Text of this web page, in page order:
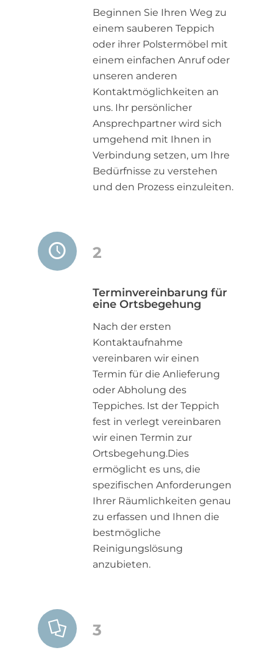
Beginnen Sie Ihren Weg zu
einem sauberen Teppich
oder ihrer Polstermöbel mit
einem einfachen Anruf oder
unseren anderen
Kontaktmöglichkeiten an
uns. Ihr persönlicher
Ansprechpartner wird sich
umgehend mit Ihnen in
Verbindung setzen, um Ihre
Bedürfnisse zu verstehen
und den Prozess einzuleiten.
2
Terminvereinbarung für
eine Ortsbegehung
Nach der ersten
Kontaktaufnahme
vereinbaren wir einen
Termin für die Anlieferung
oder Abholung des
Teppiches. Ist der Teppich
fest in verlegt vereinbaren
wir einen Termin zur
Ortsbegehung.Dies
ermöglicht es uns, die
spezifischen Anforderungen
Ihrer Räumlichkeiten genau
zu erfassen und Ihnen die
bestmögliche
Reinigungslösung
anzubieten.
3